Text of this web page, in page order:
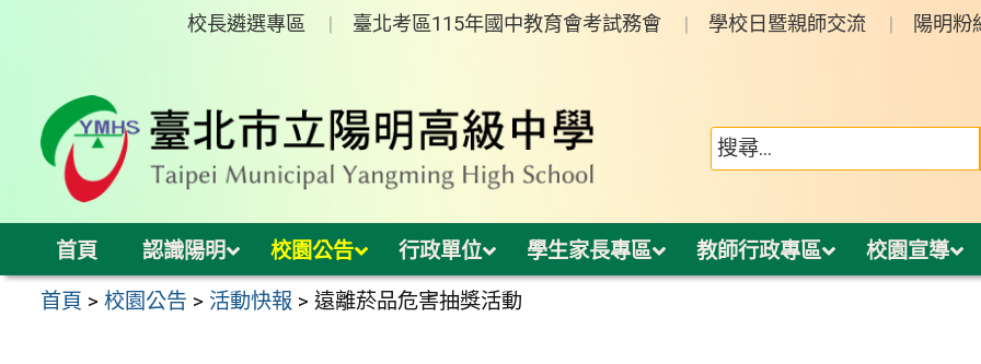
校長遴選專區 臺北考區115年國中教育會考試務會 學校日暨親師交流 陽明粉
首頁 認識陽明 校園公告 行政單位 學生家長專區 教師行政專區 校園宣導
首頁 >校園公告 > 活動快報 >遠離菸品危害抽獎活動